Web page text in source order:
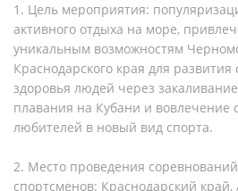
1. Цель мероприятия:
активного отдыха на море,
уникальным возможностям
Краснодарского края для
здоровья людей через
плавания на Кубани и вовлечение
любителей в новый вид спорта.
2. Место проведения
спортсменов: Краснодарский